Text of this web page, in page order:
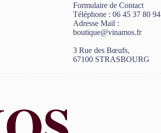
Formulaire de Contact
Téléphone :06 45 37 80 94
Adresse Mail :
boutique@vinamos.fr
3 Rue des Bœufs,
67100 STRASBOURG